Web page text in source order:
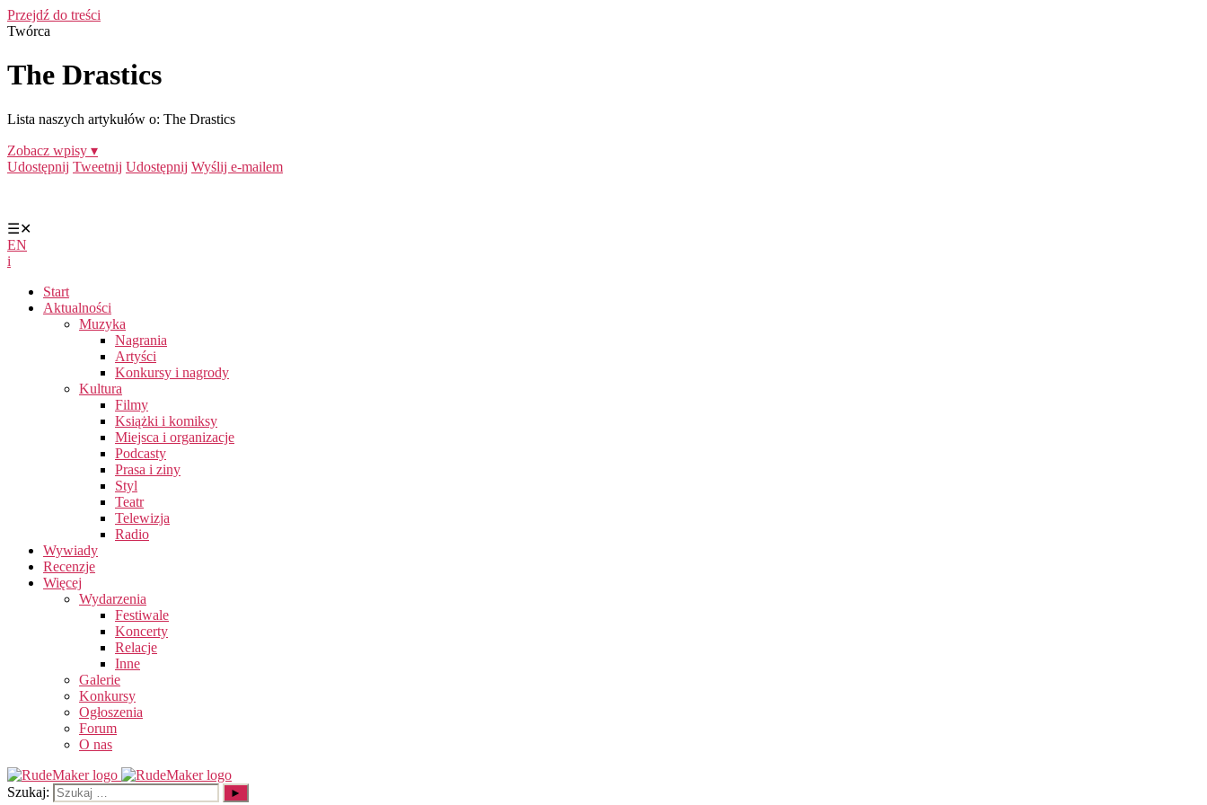
Przejdź do treści
Twórca
The Drastics
Lista naszych artykułów o: The Drastics
Zobacz wpisy ▾
Udostępnij Tweetnij Udostępnij Wyślij e-mailem
☰✕
EN
i
Start
Aktualności
Muzyka
Nagrania
Artyści
Konkursy i nagrody
Kultura
Filmy
Książki i komiksy
Miejsca i organizacje
Podcasty
Prasa i ziny
Styl
Teatr
Telewizja
Radio
Wywiady
Recenzje
Więcej
Wydarzenia
Festiwale
Koncerty
Relacje
Inne
Galerie
Konkursy
Ogłoszenia
Forum
O nas
Szukaj: